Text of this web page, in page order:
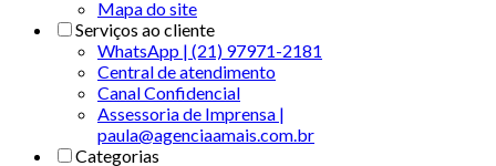
Mapa do site
Serviços ao cliente
WhatsApp | (21) 97971-2181
Central de atendimento
Canal Confidencial
Assessoria de Imprensa |
paula@agenciaamais.com.br
Categorias